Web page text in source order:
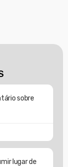
sobre
lugar de